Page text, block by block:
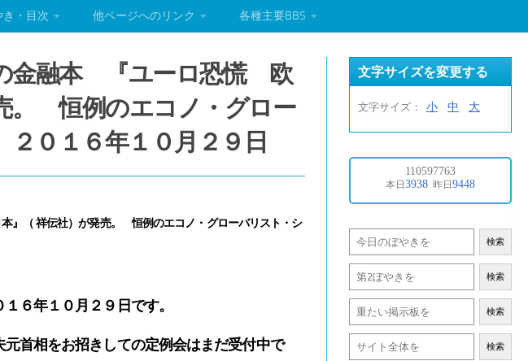
・目次 他ページへのリンク 各種主要BBS
の金融本 『ユーロ恐慌 欧
。 恒例のエコノ・グロー
０１６年１０月２９日
』（ 祥伝社）が発売。 恒例のエコノ・グローバリスト・シ
６年１０月２９日です。
首相をお招きしての定例会はまだ受付中で
文字サイズを変更する
文字サイズ： 小 中 大
検索
検索
検索
検索